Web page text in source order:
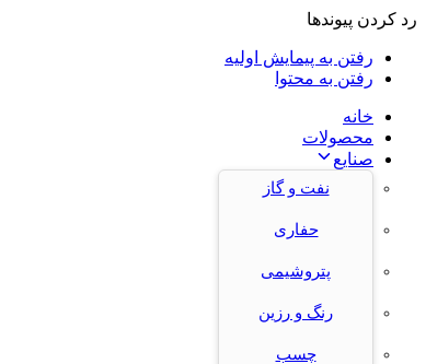
رد کردن پیوندها
رفتن به پیمایش اولیه
رفتن به محتوا
خانه
محصولات
صنایع
نفت و گاز
حفاری
پتروشیمی
رنگ و رزین
چسب